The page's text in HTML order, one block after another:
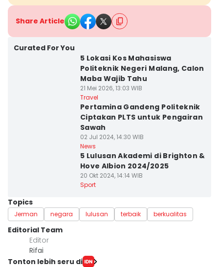
Share Article
Curated For You
5 Lokasi Kos Mahasiswa
Politeknik Negeri Malang, Calon
Maba Wajib Tahu
21 Mei 2026, 13:03 WIB
Travel
Pertamina Gandeng Politeknik
Ciptakan PLTS untuk Pengairan
Sawah
02 Jul 2024, 14:30 WIB
News
5 Lulusan Akademi di Brighton &
Hove Albion 2024/2025
20 Okt 2024, 14:14 WIB
Sport
Topics
Jerman negara lulusan terbaik berkualitas
Editorial Team
Editor
Rifai
Tonton lebih seru di